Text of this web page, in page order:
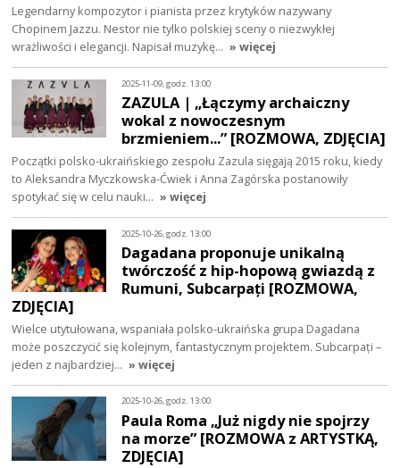
Legendarny kompozytor i pianista przez krytyków nazywany
Chopinem Jazzu. Nestor nie tylko polskiej sceny o niezwykłej
wrażliwości i elegancji. Napisał muzykę… » więcej
2025-11-09, godz. 13:00
ZAZULA | „Łączymy archaiczny
wokal z nowoczesnym
brzmieniem...” [ROZMOWA, ZDJĘCIA]
Początki polsko-ukraińskiego zespołu Zazula sięgają 2015 roku, kiedy
to Aleksandra Myczkowska-Ćwiek i Anna Zagórska postanowiły
spotykać się w celu nauki… » więcej
2025-10-26, godz. 13:00
Dagadana proponuje unikalną
twórczość z hip-hopową gwiazdą z
Rumuni, Subcarpați [ROZMOWA,
ZDJĘCIA]
Wielce utytułowana, wspaniała polsko-ukraińska grupa Dagadana
może poszczycić się kolejnym, fantastycznym projektem. Subcarpați –
jeden z najbardziej… » więcej
2025-10-26, godz. 13:00
Paula Roma „Już nigdy nie spojrzy
na morze” [ROZMOWA z ARTYSTKĄ,
ZDJĘCIA]